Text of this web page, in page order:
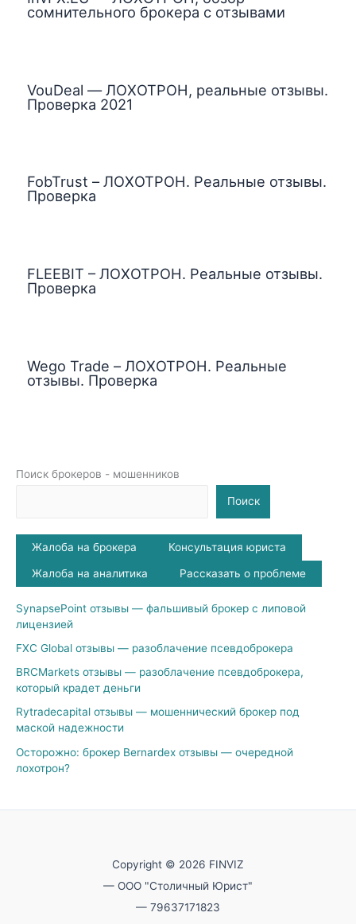
Поиск брокеров - мошенников
Поиск
Жалоба на брокера Консультация юриста
Жалоба на аналитика Рассказать о проблеме
SynapsePoint отзывы — фальшивый брокер с липовой
лицензией
FXC Global отзывы — разоблачение псевдоброкера
BRCMarkets отзывы — разоблачение псевдоброкера,
который крадет деньги
Rytradecapital отзывы — мошеннический брокер под
маской надежности
Осторожно: брокер Bernardex отзывы — очередной
лохотрон?
сомнительного брокера с отзывами
VouDeal — ЛОХОТРОН, реальные отзывы.
Проверка 2021
FobTrust – ЛОХОТРОН. Реальные отзывы.
Проверка
FLEEBIT – ЛОХОТРОН. Реальные отзывы.
Проверка
Wego Trade – ЛОХОТРОН. Реальные
отзывы. Проверка
Copyright © 2026 FINVIZ
— ООО "Столичный Юрист"
— 79637171823